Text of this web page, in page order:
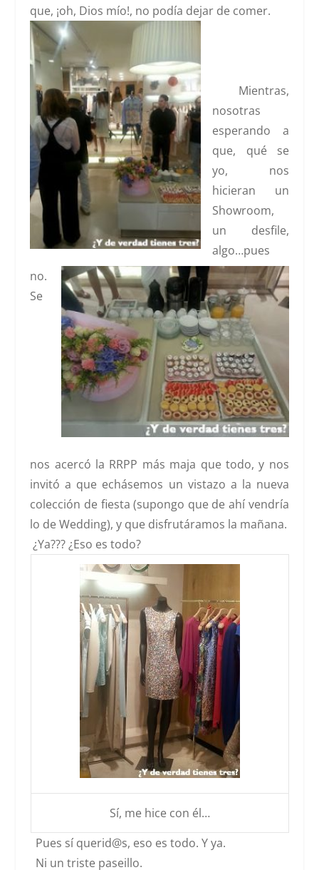
que, ¡oh, Dios mío!, no podía dejar de comer.
Mientras,
nosotras
esperando a
que, qué se
yo, nos
hicieran un
Showroom,
un desfile,
algo…pues
no.
Se
nos acercó la RRPP más maja que todo, y nos
invitó a que echásemos un vistazo a la nueva
colección de fiesta (supongo que de ahí vendría
lo de Wedding), y que disfrutáramos la mañana.
¿Ya??? ¿Eso es todo?
Sí, me hice con él…
Pues sí querid@s, eso es todo. Y ya.
Ni un triste paseillo.